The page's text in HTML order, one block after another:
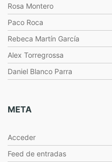
Rosa Montero
Paco Roca
Rebeca Martín García
Alex Torregrossa
Daniel Blanco Parra
META
Acceder
Feed de entradas